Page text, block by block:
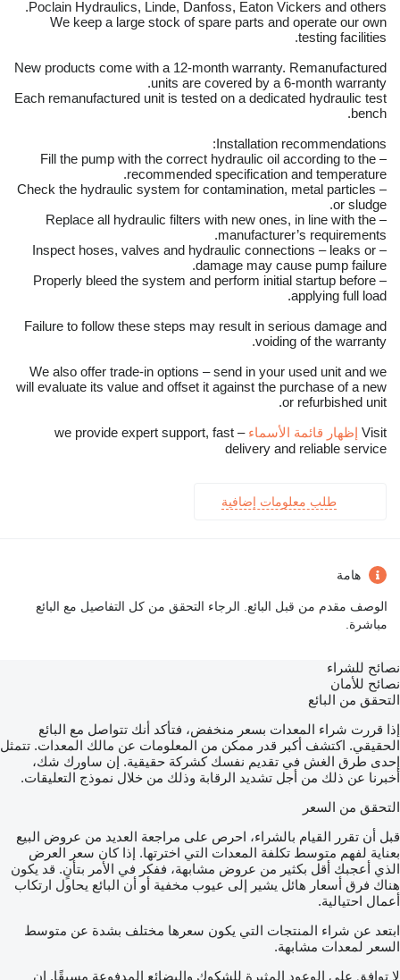
Poclain Hydraulics, Linde, Danfoss, Eaton Vickers and others.
We keep a large stock of spare parts and operate our own
testing facilities.
New products come with a 12-month warranty. Remanufactured
units are covered by a 6-month warranty.
Each remanufactured unit is tested on a dedicated hydraulic test
bench.
Installation recommendations:
– Fill the pump with the correct hydraulic oil according to the
recommended specification and temperature.
– Check the hydraulic system for contamination, metal particles
or sludge.
– Replace all hydraulic filters with new ones, in line with the
manufacturer’s requirements.
– Inspect hoses, valves and hydraulic connections – leaks or
damage may cause pump failure.
– Properly bleed the system and perform initial startup before
applying full load.
Failure to follow these steps may result in serious damage and
voiding of the warranty.
We also offer trade-in options – send in your used unit and we
will evaluate its value and offset it against the purchase of a new
or refurbished unit.
Visit إظهار قائمة الأسماء
– we provide expert support, fast
delivery and reliable service
طلب معلومات إضافية
هامة
الوصف مقدم من قبل البائع. الرجاء التحقق من كل التفاصيل مع البائع
مباشرة.
نصائح للشراء
نصائح للأمان
التحقق من البائع
إذا قررت شراء المعدات بسعر منخفض، فتأكد أنك تتواصل مع البائع
الحقيقي. اكتشف أكبر قدر ممكن من المعلومات عن مالك المعدات. تتمثل
إحدى طرق الغش في تقديم نفسك كشركة حقيقية. إن ساورك شك،
أخبرنا عن ذلك من أجل تشديد الرقابة وذلك من خلال نموذج التعليقات.
التحقق من السعر
قبل أن تقرر القيام بالشراء، احرص على مراجعة العديد من عروض البيع
بعناية لفهم متوسط تكلفة المعدات التي اخترتها. إذا كان سعر العرض
الذي أعجبك أقل بكثير من عروض مشابهة، ففكر في الأمر بتأنٍ. قد يكون
هناك فرق أسعار هائل يشير إلى عيوب مخفية أو أن البائع يحاول ارتكاب
أعمال احتيالية.
ابتعد عن شراء المنتجات التي يكون سعرها مختلف بشدة عن متوسط
السعر لمعدات مشابهة.
لا توافق على الوعود المثيرة للشكوك والبضائع المدفوعة مسبقًا. إن